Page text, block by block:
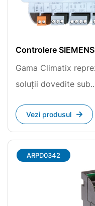
Controlere SIEMENS
Gama Climatix
soluții dovedite
Vezi produsul
ARPD0342